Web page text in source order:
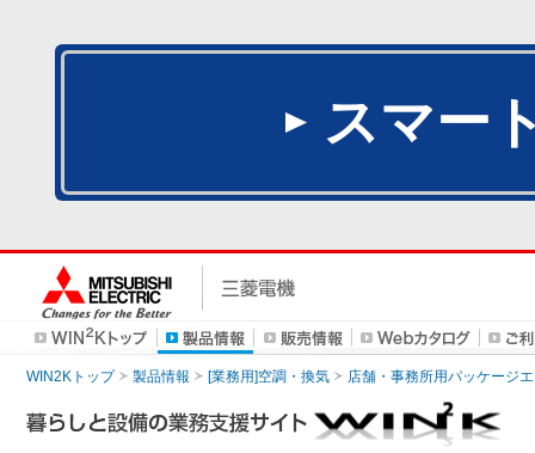
スマー
WIN2Kトップ 製品情報 [業務用]空調・換気 店舗・事務所用パッケージ